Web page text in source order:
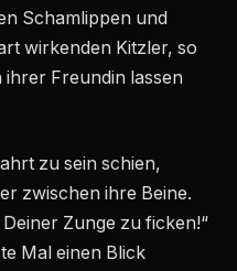
Schamlippen und
wirkenden Kitzler, so
ihrer Freundin lassen
zu sein schien,
zwischen ihre Beine.
Zunge zu ficken!“
Mal einen Blick